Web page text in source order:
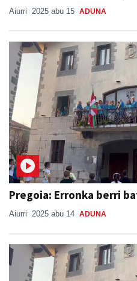
Aiurri 2025 abu 15 ADUNA
Pregoia: Erronka berri
Aiurri 2025 abu 14 ADUNA